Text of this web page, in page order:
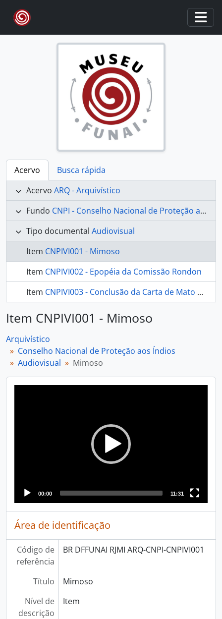
Skip to main content
Acervo
Busca rápida
Acervo ARQ - Arquivístico
Fundo CNPI - Conselho Nacional de Proteção aos Índios
Tipo documental Audiovisual
Item CNPIVI001 - Mimoso
Item CNPIVI002 - Epopéia da Comissão Rondon
Item CNPIVI003 - Conclusão da Carta de Mato Grosso
Item CNPIVI001 - Mimoso
Arquivístico
Conselho Nacional de Proteção aos Índios
Audiovisual
Mimoso
00:00 11:31
Área de identificação
Código de
referência
BR DFFUNAI RJMI ARQ-CNPI-CNPIVI001
Título
Mimoso
Nível de
descrição
Item